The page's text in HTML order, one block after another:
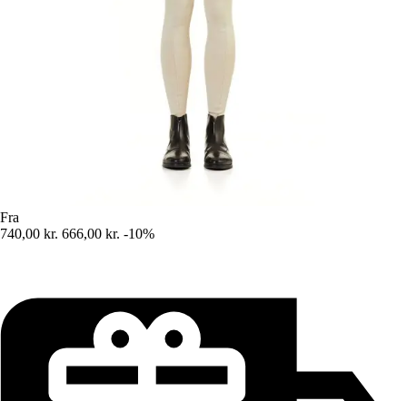
Fra
740,00 kr. 666,00 kr. -10%